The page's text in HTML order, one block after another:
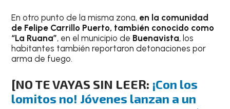
En otro punto de la misma zona, en la comunidad
de Felipe Carrillo Puerto, también conocido como
“La Ruana”, en el municipio de Buenavista, los
habitantes también reportaron detonaciones por
arma de fuego.
[NO TE VAYAS SIN LEER: ¡Con los
lomitos no! Jóvenes lanzan a un